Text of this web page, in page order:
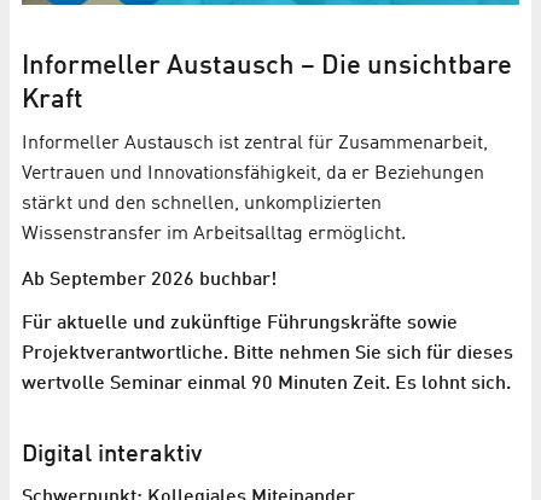
Informeller Austausch – Die unsichtbare
Kraft
Informeller Austausch ist zentral für Zusammenarbeit,
Vertrauen und Innovationsfähigkeit, da er Beziehungen
stärkt und den schnellen, unkomplizierten
Wissenstransfer im Arbeitsalltag ermöglicht.
Ab September 2026 buchbar!
Für aktuelle und zukünftige Führungskräfte sowie
Projektverantwortliche. Bitte nehmen Sie sich für dieses
wertvolle Seminar einmal 90 Minuten Zeit. Es lohnt sich.
Digital interaktiv